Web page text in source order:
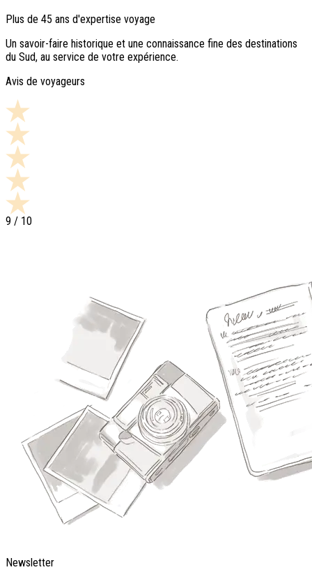
Plus de 45 ans d'expertise voyage
Un savoir-faire historique et une connaissance fine des destinations
du Sud, au service de votre expérience.
Avis de voyageurs
9 / 10
Newsletter